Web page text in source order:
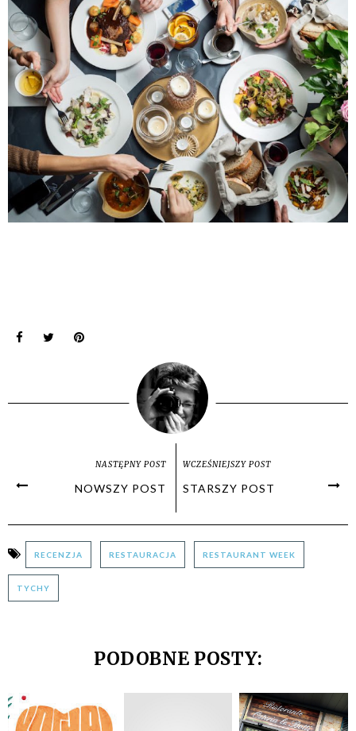
NASTĘPNY POST
NOWSZY POST
WCZEŚNIEJSZY POST
STARSZY POST
RECENZJA RESTAURACJA RESTAURANT WEEK
TYCHY
PODOBNE POSTY: